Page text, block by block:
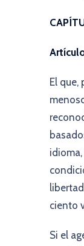
El
ciento
Si el